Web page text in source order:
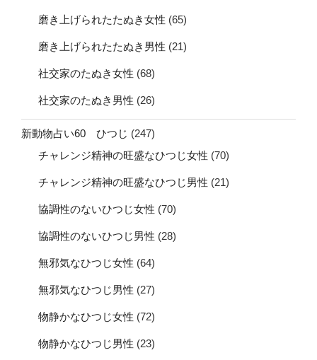
磨き上げられたたぬき女性 (65)
磨き上げられたたぬき男性 (21)
社交家のたぬき女性 (68)
社交家のたぬき男性 (26)
新動物占い60 ひつじ (247)
チャレンジ精神の旺盛なひつじ女性 (70)
チャレンジ精神の旺盛なひつじ男性 (21)
協調性のないひつじ女性 (70)
協調性のないひつじ男性 (28)
無邪気なひつじ女性 (64)
無邪気なひつじ男性 (27)
物静かなひつじ女性 (72)
物静かなひつじ男性 (23)